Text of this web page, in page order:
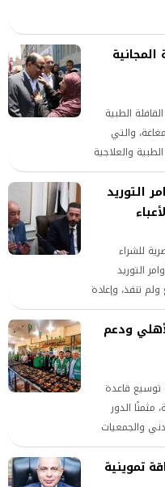
الطبية
مغاغة، والتي
والعلاجية
في إطار دعم
بالخدمات
التوريد
للشراء
التوريد
تنفذ، وإعادة
ودعم
توسيع قاعدة
مثمنًا الدور
والجمعيات
لا سيما خلال
تسليم 5482 بطاقة تموينية